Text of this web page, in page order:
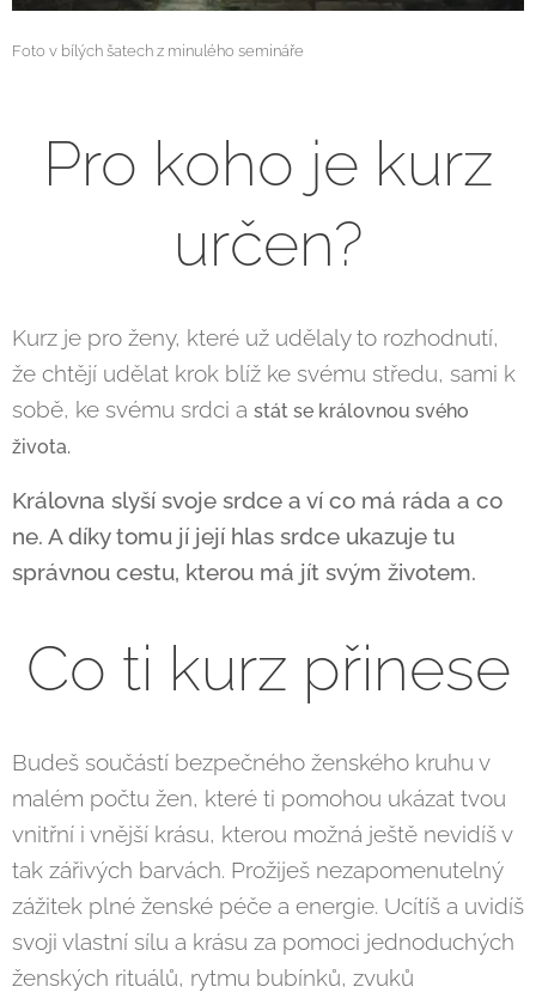
Foto v bílých šatech z minulého semináře
Pro koho je kurz
určen?
Kurz je pro ženy, které už udělaly to rozhodnutí,
že chtějí udělat krok blíž ke svému středu, sami k
sobě, ke svému srdci a stát se královnou svého
života.
Královna slyší svoje srdce a ví co má ráda a co
ne. A díky tomu jí její hlas srdce ukazuje tu
správnou cestu, kterou má jít svým životem.
Co ti kurz přinese
Budeš součástí bezpečného ženského kruhu v
malém počtu žen, které ti pomohou ukázat tvou
vnitřní i vnější krásu, kterou možná ještě nevidíš v
tak zářivých barvách. Prožiješ nezapomenutelný
zážitek plné ženské péče a energie. Ucítíš a uvidíš
svoji vlastní sílu a krásu za pomoci jednoduchých
ženských rituálů, rytmu bubínků, zvuků